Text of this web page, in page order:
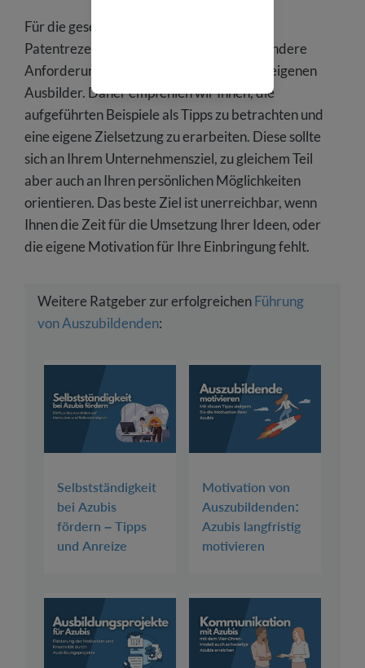
Für die gesetzten Ziele gibt es jedoch kein
Patentrezept. Jedes Unternehmen stellt andere
Anforderungen an ihre Azubis und an die eigenen
Ausbilder. Daher empfehlen wir Ihnen, die
aufgeführten Beispiele als Tipps zu betrachten und
eine eigene Zielsetzung zu erarbeiten. Diese sollte
sich an Ihrem Unternehmensziel, zu gleichem Teil
aber auch an Ihren persönlichen Möglichkeiten
orientieren. Das beste Ziel ist unerreichbar, wenn
Ihnen die Zeit für die Umsetzung Ihrer Ideen, oder
die eigene Motivation für Ihre Einbringung fehlt.
Weitere Ratgeber zur erfolgreichenFührung
von Auszubildenden:
Selbstständigkeit
bei Azubis
fördern – Tipps
und Anreize
Motivation von
Auszubildenden:
Azubis langfristig
motivieren